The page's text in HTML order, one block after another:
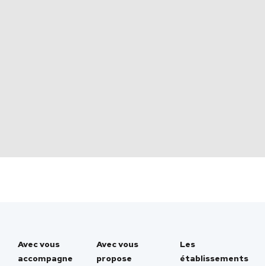
Avec vous
accompagne
Avec vous
propose
Les
établissements